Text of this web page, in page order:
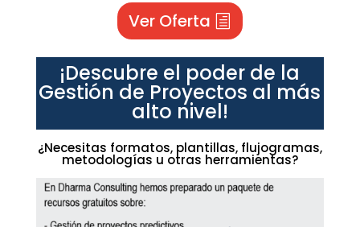
Ver Oferta
¡Descubre el poder de la
Gestión de Proyectos al más
alto nivel!
¿Necesitas formatos, plantillas, flujogramas,
metodologías u otras herramientas?